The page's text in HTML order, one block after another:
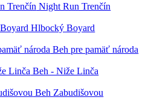
Night Run Trenčín
Hlbocký Boyard
Beh pre pamäť národa
Beh - Niže Linča
Beh Zabudišovou